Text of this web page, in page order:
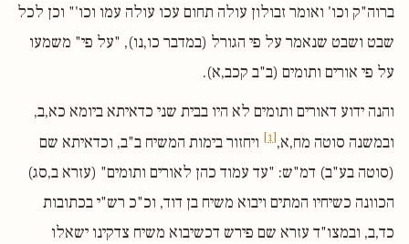
ברוה"ק וכו' ואומר זבולון עולה תחום עכו עולה עמו וכו'" וכן לכל
שבט ושבט שנאמר על פי הגורל (במדבר כו,נו), "על פי" משמעו
על פי אורים ותומים (ב"ב קכב,א).
והנה ידוע דאורים ותומים לא היו בבית שני כדאיתא ביומא כא,ב,
ובמשנה סוטה מח,א,[1]
ויחזור בימות המשיח ב"ב, וכדאיתא שם
(סוטה בע"ב) דמ"ש: "עד עמוד כהן לאורים ותומים" (עזרא ב,סג)
הכוונה כשיחיו המתים ויבוא משיח בן דוד, וכ"כ רש"י בכתובות
כד,ב, ובמצו"ד עזרא שם פירש דכשיבוא משיח צדקינו ישאלו